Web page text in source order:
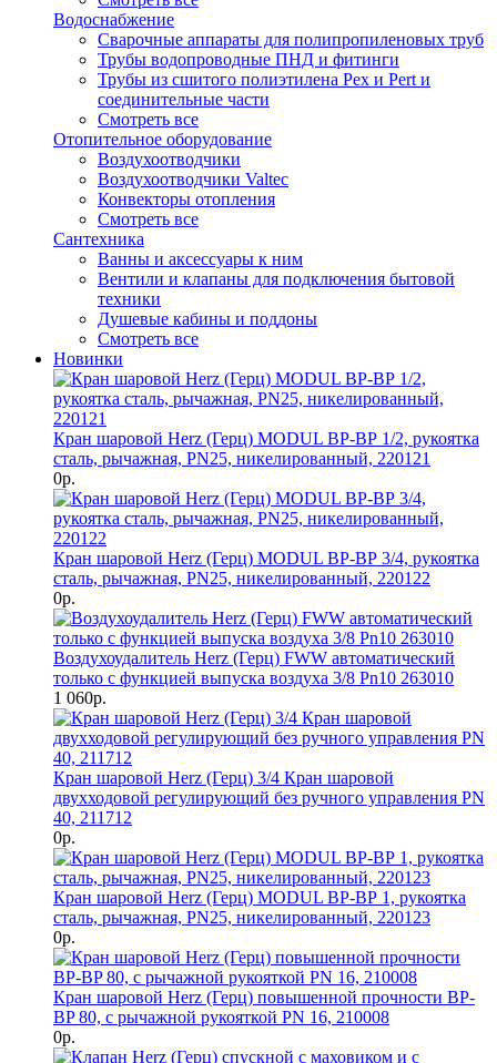
Водоснабжение
Сварочные аппараты для полипропиленовых труб
Трубы водопроводные ПНД и фитинги
Трубы из сшитого полиэтилена Pex и Pert и
соединительные части
Смотреть все
Отопительное оборудование
Воздухоотводчики
Воздухоотводчики Valtec
Конвекторы отопления
Смотреть все
Сантехника
Ванны и аксессуары к ним
Вентили и клапаны для подключения бытовой
техники
Душевые кабины и поддоны
Смотреть все
Новинки
Кран шаровой Herz (Герц) MODUL ВР-ВР 1/2, рукоятка
сталь, рычажная, PN25, никелированный, 220121
0р.
Кран шаровой Herz (Герц) MODUL ВР-ВР 3/4, рукоятка
сталь, рычажная, PN25, никелированный, 220122
0р.
Воздухоудалитель Herz (Герц) FWW автоматический
только с функцией выпуска воздуха 3/8 Pn10 263010
1 060р.
Кран шаровой Herz (Герц) 3/4 Кран шаровой
двухходовой регулирующий без ручного управления PN
40, 211712
0р.
Кран шаровой Herz (Герц) MODUL ВР-ВР 1, рукоятка
сталь, рычажная, PN25, никелированный, 220123
0р.
Кран шаровой Herz (Герц) повышенной прочности BP-
BP 80, с рычажной рукояткой PN 16, 210008
0р.